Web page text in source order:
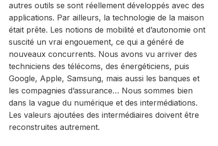
autres outils se sont réellement développés avec des
applications. Par ailleurs, la technologie de la maison
était prête. Les notions de mobilité et d’autonomie ont
suscité un vrai engouement, ce qui a généré de
nouveaux concurrents. Nous avons vu arriver des
techniciens des télécoms, des énergéticiens, puis
Google, Apple, Samsung, mais aussi les banques et
les compagnies d’assurance… Nous sommes bien
dans la vague du numérique et des intermédiations.
Les valeurs ajoutées des intermédiaires doivent être
reconstruites autrement.